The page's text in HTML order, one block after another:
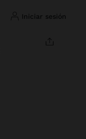
iniciar sesión